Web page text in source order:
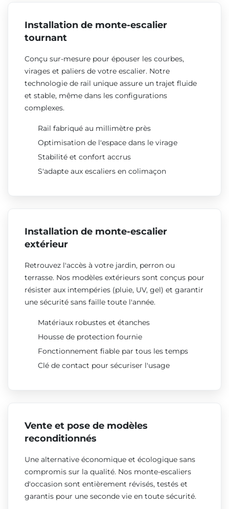
Installation de monte-escalier
tournant
Conçu sur-mesure pour épouser les courbes,
virages et paliers de votre escalier. Notre
technologie de rail unique assure un trajet fluide
et stable, même dans les configurations
complexes.
Rail fabriqué au millimètre près
Optimisation de l'espace dans le virage
Stabilité et confort accrus
S'adapte aux escaliers en colimaçon
Installation de monte-escalier
extérieur
Retrouvez l'accès à votre jardin, perron ou
terrasse. Nos modèles extérieurs sont conçus pour
résister aux intempéries (pluie, UV, gel) et garantir
une sécurité sans faille toute l'année.
Matériaux robustes et étanches
Housse de protection fournie
Fonctionnement fiable par tous les temps
Clé de contact pour sécuriser l'usage
Vente et pose de modèles
reconditionnés
Une alternative économique et écologique sans
compromis sur la qualité. Nos monte-escaliers
d'occasion sont entièrement révisés, testés et
garantis pour une seconde vie en toute sécurité.